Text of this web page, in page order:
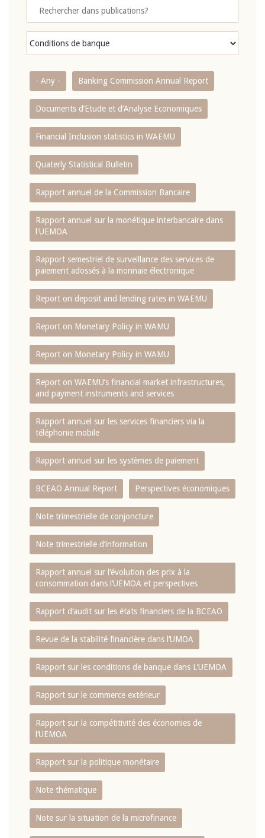
- Any - Banking Commission Annual Report
Documents d’Etude et d’Analyse Economiques
Financial Inclusion statistics in WAEMU
Quaterly Statistical Bulletin
Rapport annuel de la Commission Bancaire
Rapport annuel sur la monétique interbancaire dans
l'UEMOA
Rapport semestriel de surveillance des services de
paiement adossés à la monnaie électronique
Report on deposit and lending rates in WAEMU
Report on Monetary Policy in WAMU
Report on Monetary Policy in WAMU
Report on WAEMU’s financial market infrastructures,
and payment instruments and services
Rapport annuel sur les services financiers via la
téléphonie mobile
Rapport annuel sur les systèmes de paiement
BCEAO Annual Report Perspectives économiques
Note trimestrielle de conjoncture
Note trimestrielle d‘information
Rapport annuel sur l‘évolution des prix à la
consommation dans l‘UEMOA et perspectives
Rapport d‘audit sur les états financiers de la BCEAO
Revue de la stabilité financière dans l‘UMOA
Rapport sur les conditions de banque dans L‘UEMOA
Rapport sur le commerce extérieur
Rapport sur la compétitivité des économies de
l‘UEMOA
Rapport sur la politique monétaire
Note thématique
Note sur la situation de la microfinance